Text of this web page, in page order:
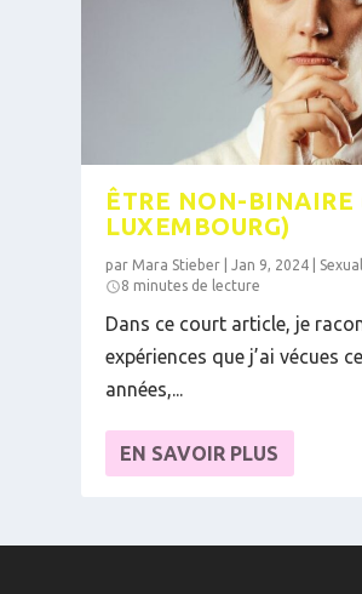
ÊTRE NON-BINAIRE
LUXEMBOURG)
par Mara Stieber |Jan 9, 2024
8 minutes de lecture
Dans ce court article, je
expériences que j’ai vécues
années,...
EN SAVOIR PLUS